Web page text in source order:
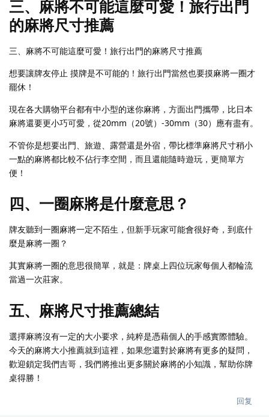
三、麻將不可能這麼可愛！旅行出門
的麻將尺寸推薦
三、麻將不可能這麼可愛！旅行出門的麻將尺寸推薦
想要讓牌友停止 摸牌是不可能的！旅行出門當然也要摸麻將一圈才
罷休！
現在各大購物平台都有中小型的迷你麻將，方面出門攜帶，比日本
麻將還要更小巧可愛，從20mm（20號）-30mm（30）應有盡有。
不管你是想要出門、旅遊、露營還是外宿，帶比標準麻將尺寸稍小
一點的麻將都比較不佔行李空間，而且還能隨時遊玩，更簡單方
便！
四、一圈麻將是什麼意思？
牌友聽到一圈麻將一定不陌生，但新手玩家可能會很好奇，到底什
麼是麻將一圈？
其實麻將一圈的意思很簡單，就是：牌桌上四位玩家每個人都輪流
當過一次莊家。
五、麻將尺寸推薦總結
選擇麻將沒有一定的大小要求，純粹是憑藉個人的手感實際體驗。
今天的麻將大小推薦就到這裡，如果您還對於麻將有更多的疑問，
歡迎鎖定我們吉哥，我們將推出更多關於麻將的小知識，幫助你牌
桌得勝！
回复